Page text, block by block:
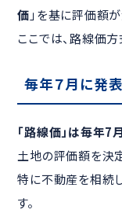
価 」を基に評価額が
ここでは、路線価
毎年７月に発
「路線価」は毎年7
土地の評価額を決
特に不動産を相続
す。